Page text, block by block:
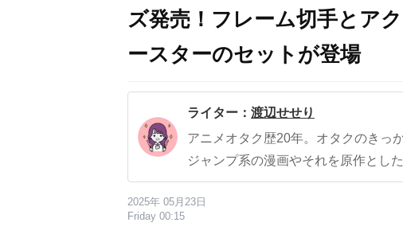
ズ発売！フレーム切手とア
ースターのセットが登場
ライター： 渡辺せせり
アニメオタク歴20年。オタクのきっ
ジャンプ系の漫画やそれを原作とし
2025年 05月23日
Friday 00:15